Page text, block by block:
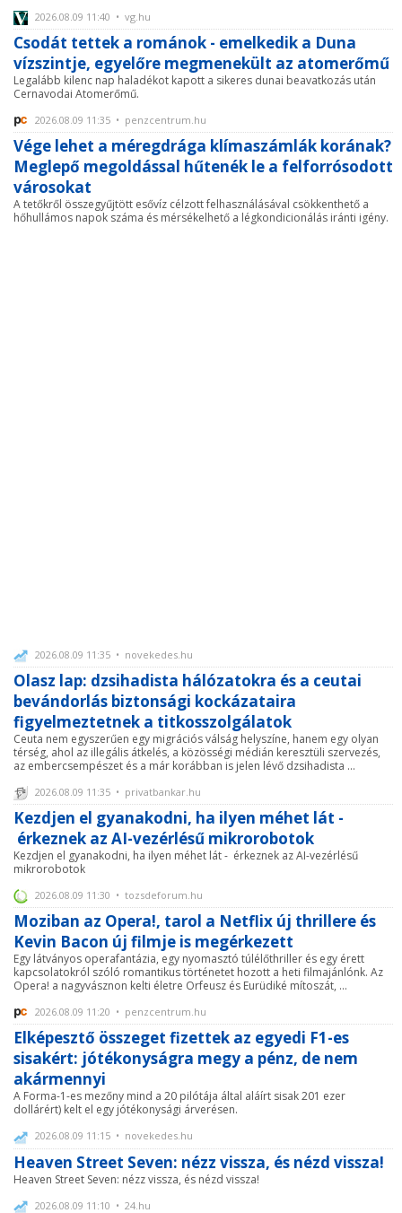
2026.08.09 11:40 • vg.hu
Csodát tettek a románok - emelkedik a Duna
vízszintje, egyelőre megmenekült az atomerőmű
Legalább kilenc nap haladékot kapott a sikeres dunai beavatkozás után
Cernavodai Atomerőmű.
2026.08.09 11:35 • penzcentrum.hu
Vége lehet a méregdrága klímaszámlák korának?
Meglepő megoldással hűtenék le a felforrósodott
városokat
A tetőkről összegyűjtött esővíz célzott felhasználásával csökkenthető a
hőhullámos napok száma és mérsékelhető a légkondicionálás iránti igény.
2026.08.09 11:35 • novekedes.hu
Olasz lap: dzsihadista hálózatokra és a ceutai
bevándorlás biztonsági kockázataira
figyelmeztetnek a titkosszolgálatok
Ceuta nem egyszerűen egy migrációs válság helyszíne, hanem egy olyan
térség, ahol az illegális átkelés, a közösségi médián keresztüli szervezés,
az embercsempészet és a már korábban is jelen lévő dzsihadista ...
2026.08.09 11:35 • privatbankar.hu
Kezdjen el gyanakodni, ha ilyen méhet lát -
érkeznek az AI-vezérlésű mikrorobotok
Kezdjen el gyanakodni, ha ilyen méhet lát - érkeznek az AI-vezérlésű
mikrorobotok
2026.08.09 11:30 • tozsdeforum.hu
Moziban az Opera!, tarol a Netflix új thrillere és
Kevin Bacon új filmje is megérkezett
Egy látványos operafantázia, egy nyomasztó túlélőthriller és egy érett
kapcsolatokról szóló romantikus történetet hozott a heti filmajánlónk. Az
Opera! a nagyvásznon kelti életre Orfeusz és Eurüdiké mítoszát, ...
2026.08.09 11:20 • penzcentrum.hu
Elképesztő összeget fizettek az egyedi F1-es
sisakért: jótékonyságra megy a pénz, de nem
akármennyi
A Forma-1-es mezőny mind a 20 pilótája által aláírt sisak 201 ezer
dollárért) kelt el egy jótékonysági árverésen.
2026.08.09 11:15 • novekedes.hu
Heaven Street Seven: nézz vissza, és nézd vissza!
Heaven Street Seven: nézz vissza, és nézd vissza!
2026.08.09 11:10 • 24.hu